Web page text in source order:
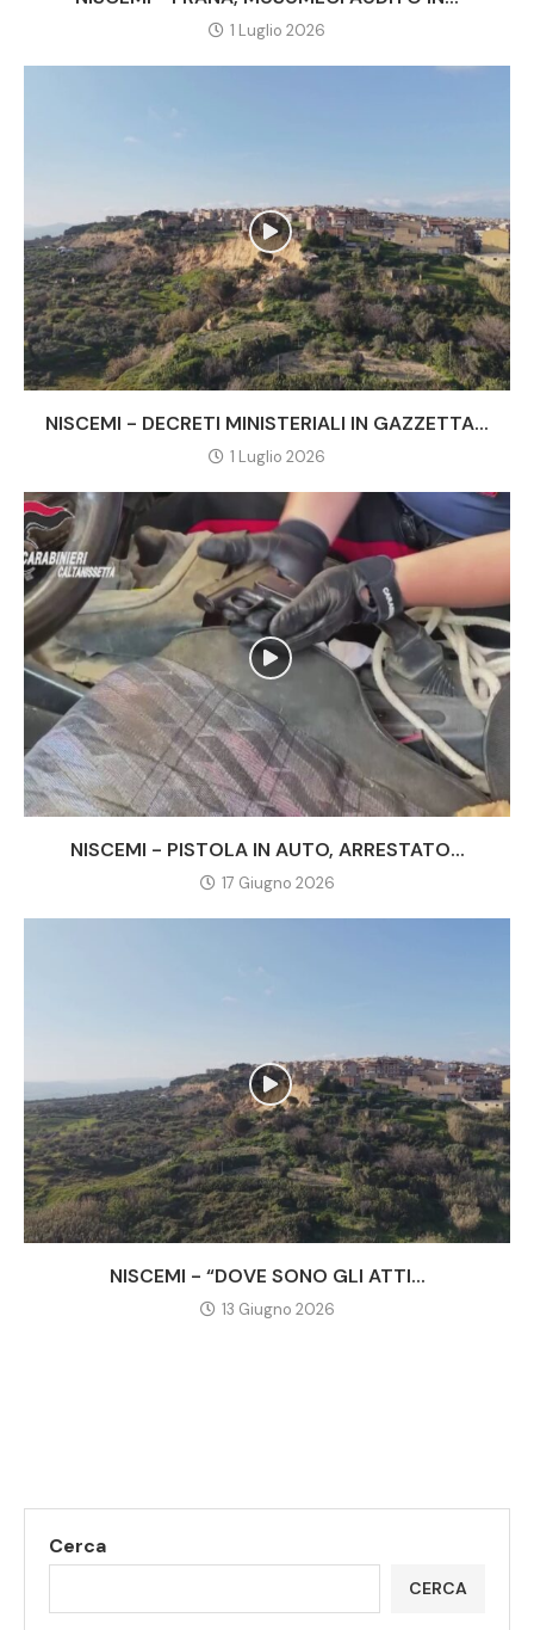
1 Luglio 2026
NISCEMI - DECRETI MINISTERIALI IN GAZZETTA...
1 Luglio 2026
NISCEMI - PISTOLA IN AUTO, ARRESTATO...
17 Giugno 2026
NISCEMI - “DOVE SONO GLI ATTI...
13 Giugno 2026
Cerca
CERCA